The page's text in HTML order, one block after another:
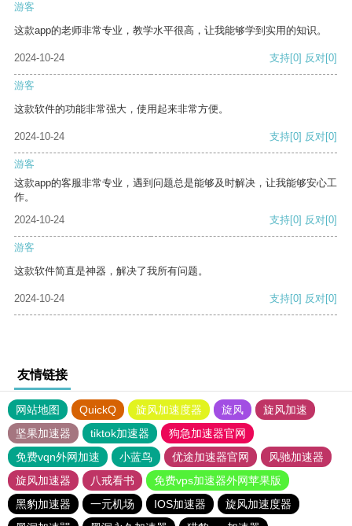
游客
这款app的老师非常专业，教学水平很高，让我能够学到实用的知识。
2024-10-24 支持[0] 反对[0]
游客
这款软件的功能非常强大，使用起来非常方便。
2024-10-24 支持[0] 反对[0]
游客
这款app的客服非常专业，遇到问题总是能够及时解决，让我能够安心工
作。
2024-10-24
支持[0] 反对[0]
游客
这款软件简直是神器，解决了我所有问题。
2024-10-24 支持[0] 反对[0]
友情链接
网站地图 QuickQ 旋风加速度器 旋风
旋风加速
坚果加速器
tiktok加速器
狗急加速器官网
免费vqn外网加速
小蓝鸟 优途加速器官网
风驰加速器
旋风加速器
八戒看书
免费vps加速器外网苹果版
黑豹加速器
一元机场 IOS加速器
旋风加速度器